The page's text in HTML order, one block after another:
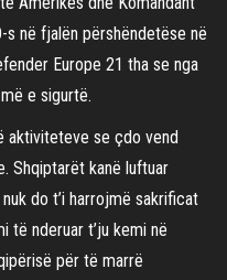
s në fjalën përshëndetëse në
Europe 21 tha se nga
e sigurtë.
aktiviteteve se çdo vend
Shqiptarët kanë luftuar
do t’i harrojmë sakrificat
të nderuar t’ju kemi në
për të marrë